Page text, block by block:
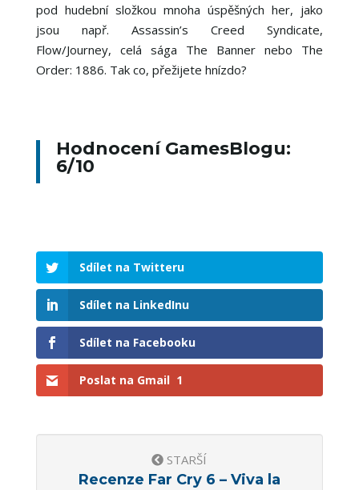
pod hudební složkou mnoha úspěšných her, jako
jsou např. Assassin’s Creed Syndicate,
Flow/Journey, celá sága The Banner nebo The
Order: 1886. Tak co, přežijete hnízdo?
Hodnocení GamesBlogu:
6/10
Sdílet na Twitteru
Sdílet na LinkedInu
Sdílet na Facebooku
Poslat na Gmail 1
STARŠÍ
Recenze Far Cry 6 – Viva la